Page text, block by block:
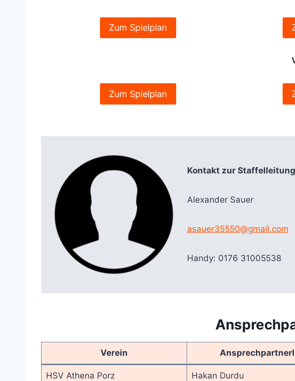
Zum Spielplan
Zum Spielplan
Kontakt zur Staffelleitung
Alexander Sauer
asauer35550@gmail.com
Handy: 0176 31005538
Verein
HSV Athena Porz Hakan Durdu